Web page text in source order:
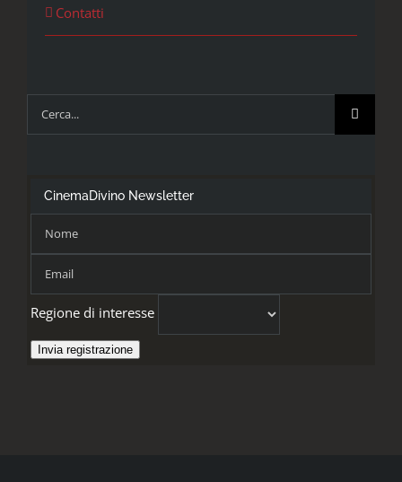
Contatti
Cerca
per:
CinemaDivino Newsletter
Regione di interesse
Invia registrazione